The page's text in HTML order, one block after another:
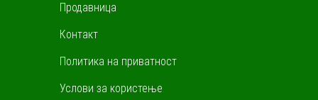
Продавница
Контакт
Политика на приватност
Услови за користење